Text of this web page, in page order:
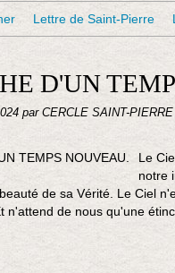
Lettre de Saint-Pierre
D'UN
par CERCLE SAINT-PIERRE
Le
notre
de sa Vérité. Le Ciel
n'attend de nous qu'une